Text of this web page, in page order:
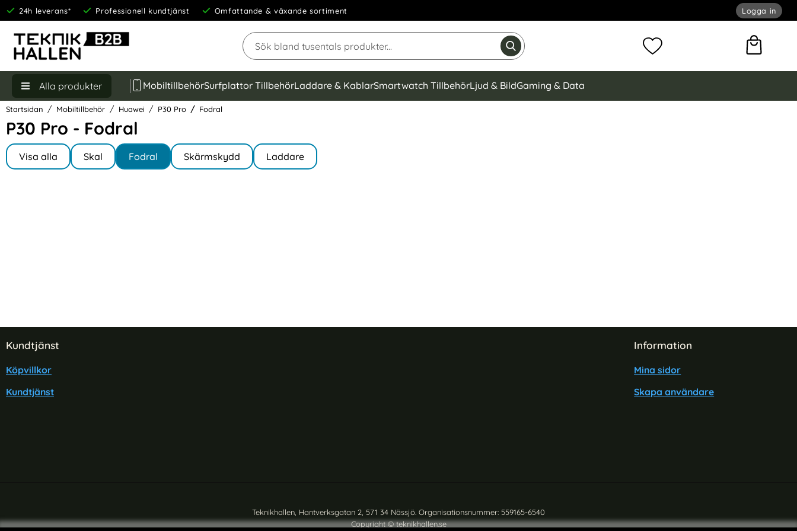
24h leverans* Professionell kundtjänst Omfattande & växande sortiment Logga in
Sök
Sök på Narse Group AB Genomför sökning Mina favoriter
Alla produkter MobiltillbehörSurfplattor TillbehörLaddare & KablarSmartwatch TillbehörLjud & BildGaming & Data
Startsidan Mobiltillbehör Huawei P30 Pro Fodral
P30 Pro - Fodral
Hoppa
produkter
Underkategorier
Visa alla
I P30 Pro Skal Fodral Skärmskydd Laddare
Sidfot Blandad info och länkar
Kundtjänst
Köpvillkor
Kundtjänst
Information
Mina sidor
Skapa användare
Teknikhallen, Hantverksgatan 2, 571 34 Nässjö. Organisationsnummer: 559165-6540
Copyright © teknikhallen.se